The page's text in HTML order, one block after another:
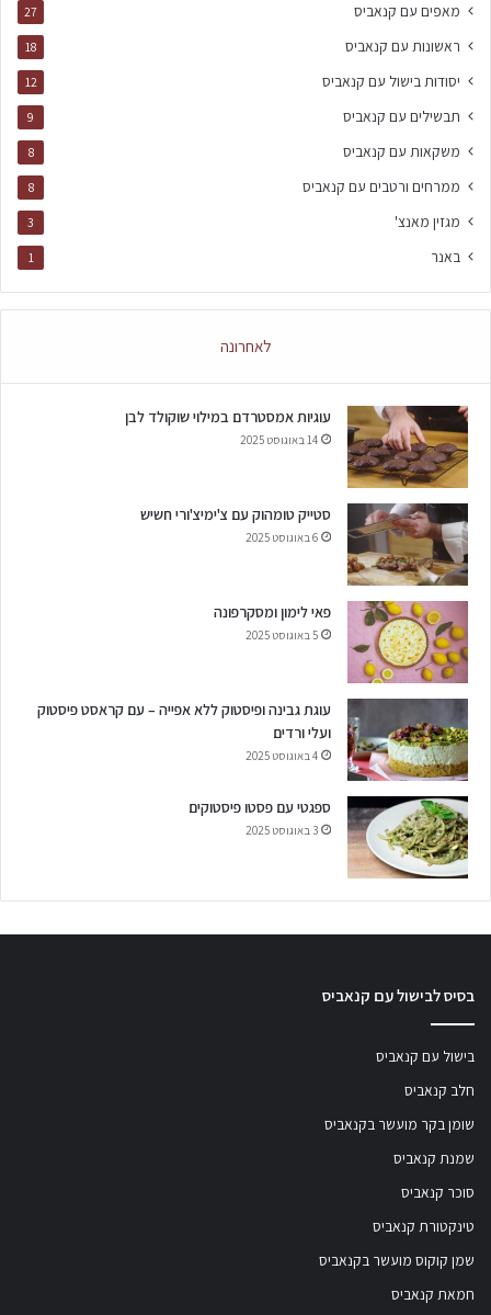
מאפים עם קנאביס 27
ראשונות עם קנאביס 18
יסודות בישול עם קנאביס 12
תבשילים עם קנאביס 9
משקאות עם קנאביס 8
ממרחים ורטבים עם קנאביס 8
מגזין מאנצ' 3
באנר 1
לאחרונה
עוגיות אמסטרדם במילוי שוקולד לבן
14 באוגוסט 2025
סטייק טומהוק עם צ'ימיצ'ורי חשיש
6 באוגוסט 2025
פאי לימון ומסקרפונה
5 באוגוסט 2025
עוגת גבינה ופיסטוק ללא אפייה – עם קראסט פיסטוק
ועלי ורדים
4 באוגוסט 2025
ספגטי עם פסטו פיסטוקים
3 באוגוסט 2025
בסיס לבישול עם קנאביס
בישול עם קנאביס
חלב קנאביס
שומן בקר מועשר בקנאביס
שמנת קנאביס
סוכר קנאביס
טינקטורת קנאביס
שמן קוקוס מועשר בקנאביס
חמאת קנאביס